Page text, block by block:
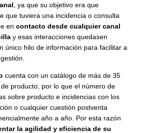
, ya que su objetivo era que
que tuviera una incidencia o consulta
en contacto desde cualquier canal
y esas interacciones quedasen
único hilo de información para facilitar a
cuenta con un catálogo de más de 35
producto, por lo que el número de
sobre producto e incidencias con los
o cualquier cuestión postventa
año a año. Por esta razón
la agilidad y eficiencia de su